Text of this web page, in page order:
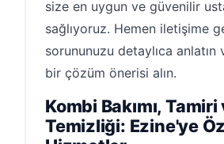
size en uygun ve güvenilir
sağlıyoruz. Hemen iletişime
sorununuzu detaylıca anlatın
bir çözüm önerisi alın.
Kombi Bakımı, Tamiri
Temizliği: Ezine'ye